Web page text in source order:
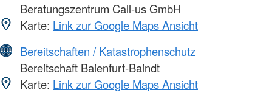
Beratungszentrum Call-us GmbH
Karte: Link zur Google Maps Ansicht
Bereitschaften / Katastrophenschutz
Bereitschaft Baienfurt-Baindt
Karte: Link zur Google Maps Ansicht